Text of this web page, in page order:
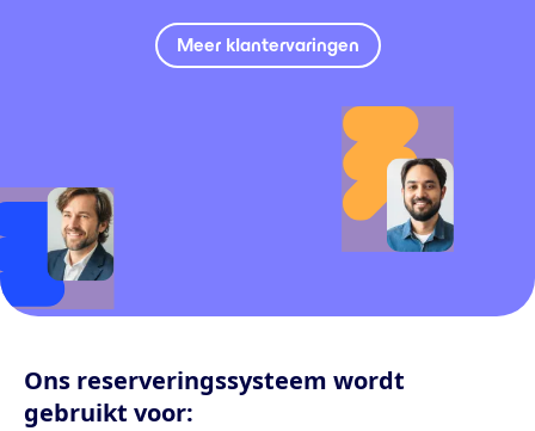
Meer klantervaringen
Ons reserveringssysteem wordt
gebruikt voor: